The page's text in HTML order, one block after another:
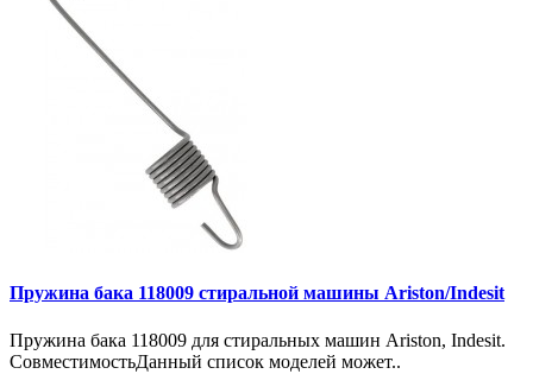
Пружина бака 118009 стиральной машины Ariston/Indesit
Пружина бака 118009 для стиральных машин Ariston, Indesit.
СовместимостьДанный список моделей может..